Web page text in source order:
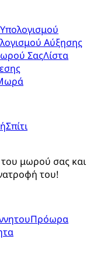
Αύξησης
ΣαςΛίστα
Σπίτι
μωρού σας και
του!
Πρόωρα